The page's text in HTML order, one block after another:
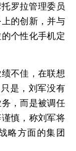
罗拉管理委员
的创新，并与
个性化手机定
不佳，在联想
是，刘军没有
，而是被调任
慎，称刘军将
略方面的集团